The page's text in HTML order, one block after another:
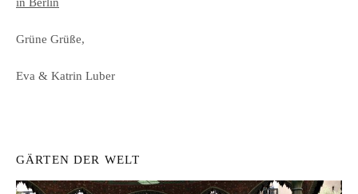
Grüne Grüße,
Eva & Katrin Luber
GÄRTEN DER WELT